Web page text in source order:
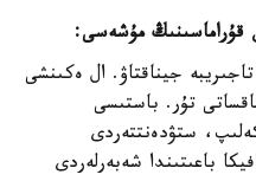
قۇراماسىنىڭ مۇشەسى:
جيناقتاۋ. ال ەكىنشى
تۇر. باستىسى
ستۋدەنتتەردى
باعىتىندا شەبەرلەردى